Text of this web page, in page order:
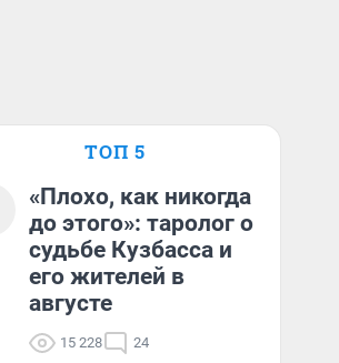
ТОП 5
«Плохо, как никогда
до этого»: таролог о
судьбе Кузбасса и
его жителей в
августе
15 228 24